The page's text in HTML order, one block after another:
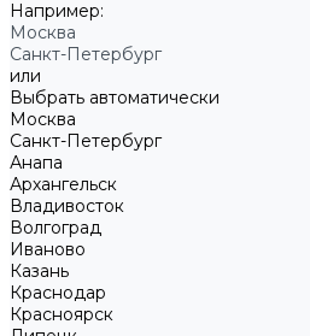
Например:
Москва
Санкт-Петербург
или
Выбрать автоматически
Москва
Санкт-Петербург
Анапа
Архангельск
Владивосток
Волгоград
Иваново
Казань
Краснодар
Красноярск